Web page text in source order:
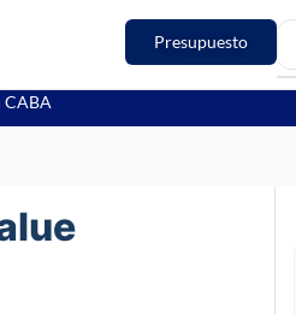
Presupuesto
CABA